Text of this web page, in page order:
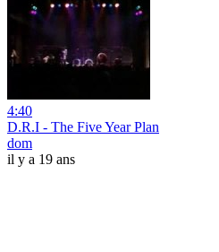
4:40
D.R.I - The Five Year Plan
dom
il y a 19 ans